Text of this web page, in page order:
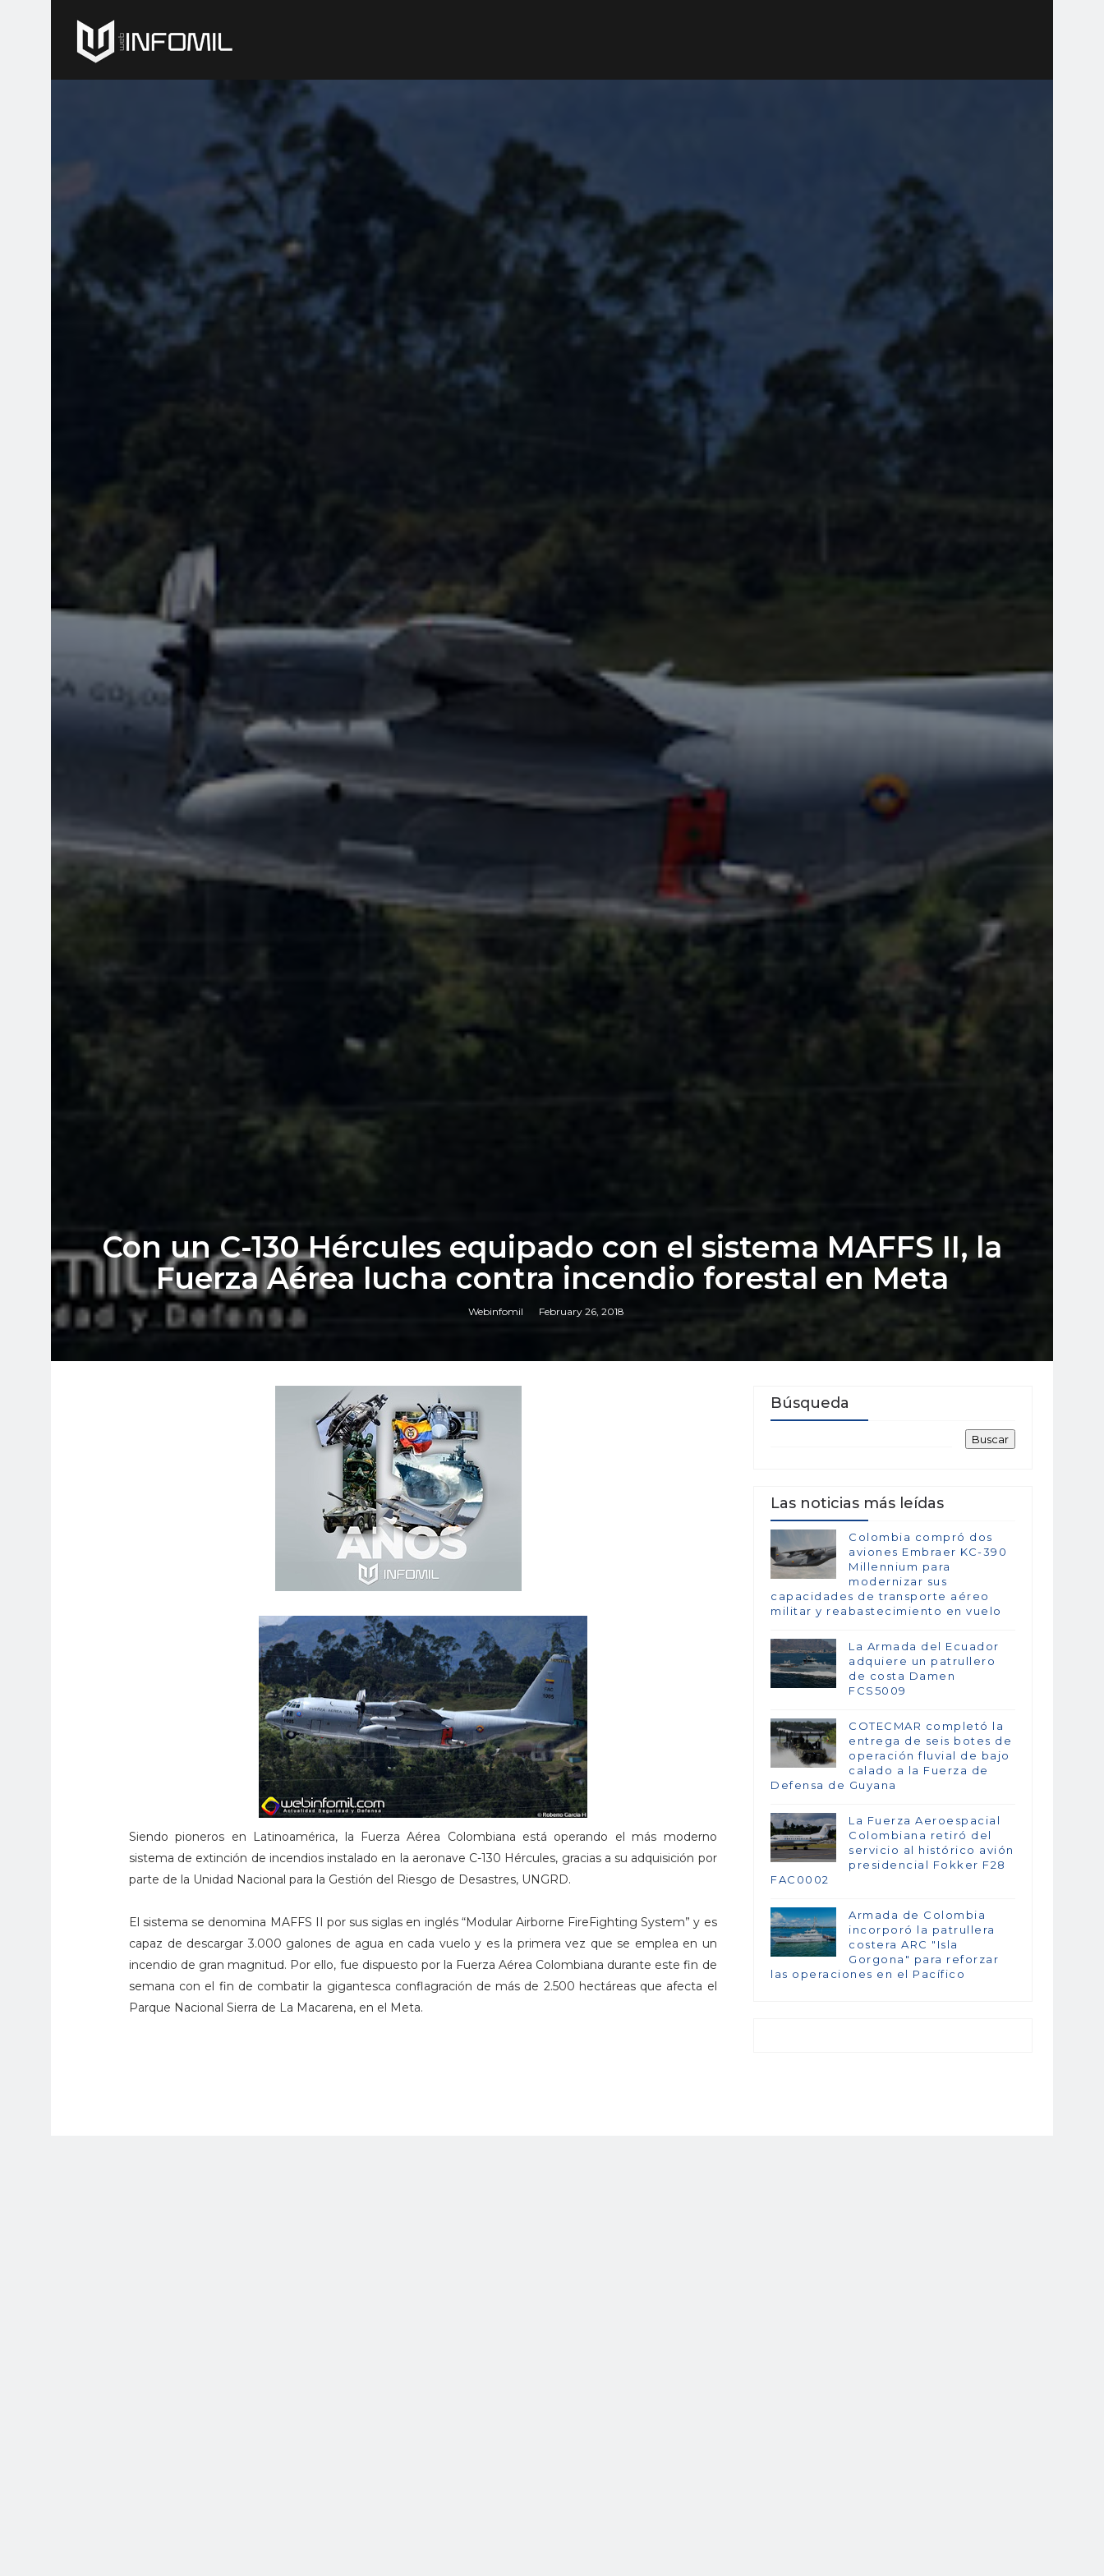
Con un C-130 Hércules equipado con el sistema MAFFS II, la
Fuerza Aérea lucha contra incendio forestal en Meta
Webinfomil February 26, 2018
Siendo pioneros en Latinoamérica, la Fuerza Aérea Colombiana está operando el más moderno
sistema de extinción de incendios instalado en la aeronave C-130 Hércules, gracias a su adquisición por
parte de la Unidad Nacional para la Gestión del Riesgo de Desastres, UNGRD.
El sistema se denomina MAFFS II por sus siglas en inglés “Modular Airborne FireFighting System” y es
capaz de descargar 3.000 galones de agua en cada vuelo y es la primera vez que se emplea en un
incendio de gran magnitud. Por ello, fue dispuesto por la Fuerza Aérea Colombiana durante este fin de
semana con el fin de combatir la gigantesca conflagración de más de 2.500 hectáreas que afecta el
Parque Nacional Sierra de La Macarena, en el Meta.
Búsqueda
Las noticias más leídas
Colombia compró dos
aviones Embraer KC-390
Millennium para
modernizar sus
capacidades de transporte aéreo
militar y reabastecimiento en vuelo
La Armada del Ecuador
adquiere un patrullero
de costa Damen
FCS5009
COTECMAR completó la
entrega de seis botes de
operación fluvial de bajo
calado a la Fuerza de
Defensa de Guyana
La Fuerza Aeroespacial
Colombiana retiró del
servicio al histórico avión
presidencial Fokker F28
FAC0002
Armada de Colombia
incorporó la patrullera
costera ARC "Isla
Gorgona" para reforzar
las operaciones en el Pacífico